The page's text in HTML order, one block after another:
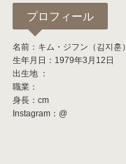
プロフィール
名前：キム・ジフン（김지훈）
生年月日：1979年3月12日
出生地 ：
職業：
身長：cm
Instagram：@